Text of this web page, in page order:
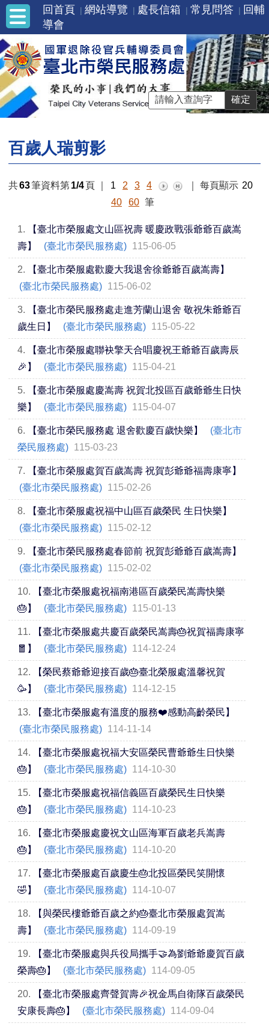
回首頁 網站導覽 處長信箱 常見問答
回輔
導會
百歲人瑞剪影
共63筆資料第1/4頁 1 2 3 4 每頁顯示 20
40
60 筆
1.
【臺北市榮服處文山區祝壽 暖慶政戰張爺爺百歲嵩
壽】
(臺北市榮民服務處) 115-06-05
2.
【臺北市榮服處歡慶大我退舍徐爺爺百歲嵩壽】
(臺北市榮民服務處) 115-06-02
3.
【臺北市榮民服務處走進芳蘭山退舍 敬祝朱爺爺百
歲生日】
(臺北市榮民服務處) 115-05-22
4.
【臺北市榮服處聯袂擎天合唱慶祝王爺爺百歲壽辰
🎉】
(臺北市榮民服務處) 115-04-21
5.
【臺北市榮服處慶嵩壽 祝賀北投區百歲爺爺生日快
樂】
(臺北市榮民服務處) 115-04-07
6. 【臺北市榮民服務處 退舍歡慶百歲快樂】
(臺北市
榮民服務處) 115-03-23
7.
【臺北市榮服處賀百歲嵩壽 祝賀彭爺爺福壽康寧】
(臺北市榮民服務處) 115-02-26
8.
【臺北市榮服處祝福中山區百歲榮民 生日快樂】
(臺北市榮民服務處) 115-02-12
9.
【臺北市榮民服務處春節前 祝賀彭爺爺百歲嵩壽】
(臺北市榮民服務處) 115-02-02
10.
【臺北市榮服處祝福南港區百歲榮民嵩壽快樂
🎂】
(臺北市榮民服務處) 115-01-13
11.
【臺北市榮服處共慶百歲榮民嵩壽🎂祝賀福壽康寧
🧧】
(臺北市榮民服務處) 114-12-24
12.
【榮民蔡爺爺迎接百歲🎂臺北榮服處溫馨祝賀
🥳】
(臺北市榮民服務處) 114-12-15
13.
【臺北市榮服處有溫度的服務❤️感動高齡榮民】
(臺北市榮民服務處) 114-11-14
14.
【臺北市榮服處祝福大安區榮民曹爺爺生日快樂
🎂】
(臺北市榮民服務處) 114-10-30
15.
【臺北市榮服處祝福信義區百歲榮民生日快樂
🎂】
(臺北市榮民服務處) 114-10-23
16.
【臺北市榮服處慶祝文山區海軍百歲老兵嵩壽
🎂】
(臺北市榮民服務處) 114-10-20
17.
【臺北市榮服處百歲慶生🎂北投區榮民笑開懷
🤣】
(臺北市榮民服務處) 114-10-07
18.
【與榮民樓爺爺百歲之約🎂臺北市榮服處賀嵩
壽】
(臺北市榮民服務處) 114-09-19
19.
【臺北市榮服處與兵役局攜手🤝為劉爺爺慶賀百歲
榮壽🎂】
(臺北市榮民服務處) 114-09-05
20.
【臺北市榮服處齊聲賀壽🎉祝金馬自衛隊百歲榮民
安康長壽🎂】
(臺北市榮民服務處) 114-09-04